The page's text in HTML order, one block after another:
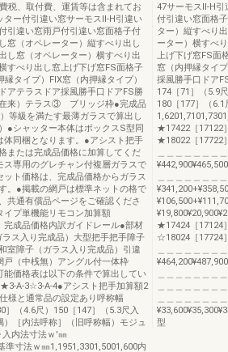
税、取付費、運賃等は含まれてお
ター付引違い窓サーモスⅡ-H引違い
引違い窓雨戸付引違い窓面格子付
窓（オペレーター）縦すべり出し
し窓（オペレーター）横すべり出
すべり出し窓上げ下げ窓FS面格子
タイプ）FIX窓（内押縁タイプ）
アテラスドア採風勝手口ドアFS勝
来）テラス③ ブリッジ枠●完成品
等級を満たす最薄ガラスで算出し
●シャッター本体はボックスS型同
同梱となります。●アシスト把手
または完成品価格に加算してくだ
ス専用のグレチャン付複層ガラスで
ト価格は、完成品価格からガラス
。●掲載の網戸は標準ネットの格で
共通有償品ページをご確認くださ
イプ単機能リモコン加算額
完成品価格内訳ガイドレール●部材
ス入り完成品）大型把手把手障子
室障子（ガラス入り完成品）引違
戸（中桟無）アングル付一体枠
価格表は以下の条件で算出してい
A-3☆3-A-4●アシスト把手加算額2
様と通常品の設定あり呼称幅
］（4.6尺）150［147］（5.3尺入
）［内法呼称］（旧呼称幅）モジュ
内法寸法ｗ'㎜
準寸法ｗ㎜1,1951,3301,5001,600内
47サーモスⅡ-H
付引違い窓面格
ター）縦すべり
ーター）横すべ
上げ下げ窓FS面
窓（内押縁タイ
採風勝手口ドア
174［71］（5.9
180［177］（
★17422［17122
★18022［17722
★17424［17124
☆18024［17724
型